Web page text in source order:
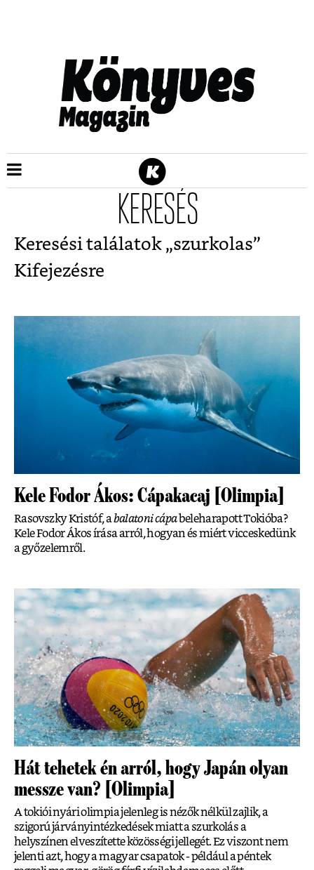
KERESÉS
Keresési találatok „szurkolas”
Kifejezésre
Kele Fodor Ákos: Cápakacaj [Olimpia]
Rasovszky Kristóf, abalatoni cápabeleharapott Tokióba?
Kele Fodor Ákos írása arról, hogyan és miért vicceskedünk
a győzelemről.
Hát tehetek én arról, hogy Japán olyan
messze van? [Olimpia]
A tokiói nyári olimpia jelenleg is nézők nélkül zajlik, a
szigorú járványintézkedések miatt a szurkolás a
helyszínen elveszítette közösségi jellegét. Ez viszont nem
jelenti azt, hogy a magyar csapatok - például a péntek